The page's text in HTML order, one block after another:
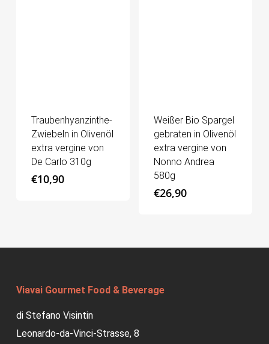
Traubenhyanzinthe-
Zwiebeln in Olivenöl
extra vergine von
De Carlo 310g
€10,90
Weißer Bio Spargel
gebraten in Olivenöl
extra vergine von
Nonno Andrea
580g
€26,90
Viavai Gourmet Food & Beverage
di Stefano Visintin
Leonardo-da-Vinci-Strasse, 8